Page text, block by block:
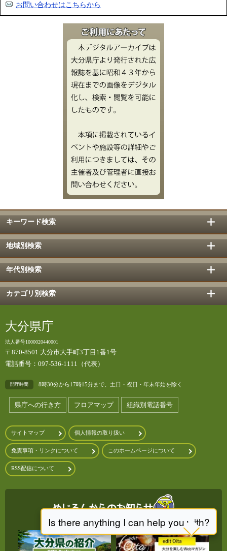
お問い合わせはこちらから
キーワード検索
地域別検索
年代別検索
カテゴリ別検索
大分県庁
法人番号1000020440001
〒870-8501 大分市大手町3丁目1番1号
電話番号：097-536-1111（代表）
開庁時間 8時30分から17時15分まで、土日・祝日・年末年始を除く
県庁への行き方 フロアマップ 組織別電話番号
サイトマップ 個人情報の取り扱い
免責事項・リンクについて このホームページについて
RSS配信について